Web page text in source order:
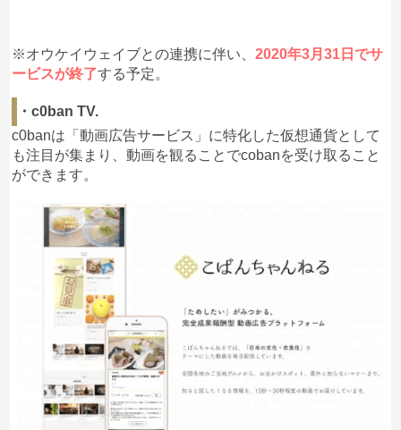
※オウケイウェイブとの連携に伴い、2020年3月31日でサ
ービスが終了する予定。
・c0ban TV.
c0banは「動画広告サービス」に特化した仮想通貨として
も注目が集まり、動画を観ることでcobanを受け取ること
ができます。